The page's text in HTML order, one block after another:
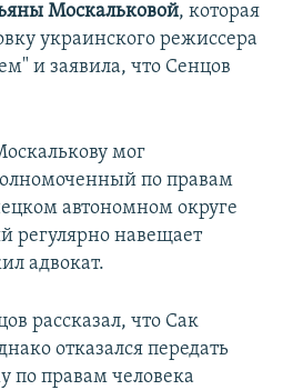
Москальковой, которая
украинского режиссера
и заявила, что Сенцов
мог
по правам
автономном округе
регулярно навещает
адвокат.
рассказал, что Сак
отказался передать
по правам человека